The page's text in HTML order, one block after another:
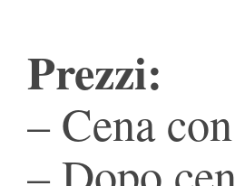
Prezzi:
– Cena